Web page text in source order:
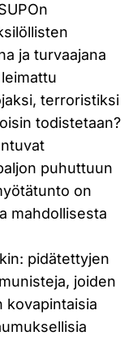
ja turvaajana
terroristiksi
todistetaan?
puhuttuun
on
mahdollisesta
pidätettyjen
joiden
kovapintaisia